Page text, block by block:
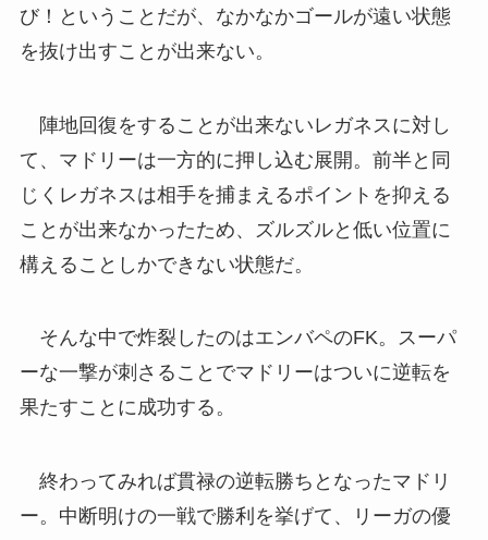
び！ということだが、なかなかゴールが遠い状態
を抜け出すことが出来ない。
陣地回復をすることが出来ないレガネスに対し
て、マドリーは一方的に押し込む展開。前半と同
じくレガネスは相手を捕まえるポイントを抑える
ことが出来なかったため、ズルズルと低い位置に
構えることしかできない状態だ。
そんな中で炸裂したのはエンバペのFK。スーパ
ーな一撃が刺さることでマドリーはついに逆転を
果たすことに成功する。
終わってみれば貫禄の逆転勝ちとなったマドリ
ー。中断明けの一戦で勝利を挙げて、リーガの優